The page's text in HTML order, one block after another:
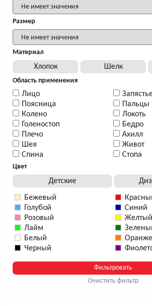
Размер
Материал
Хлопок Шелк
Область применения
Лицо
Поясница
Колено
Голеностоп
Плечо
Шея
Спина
Пальцы
Локоть
Бедро
Ахилл
Живот
Стопа
Цвет
Детские
Бежевый
Голубой
Розовый
Лайм
Белый
Черный
Синий
Желтый
Очистить фильтр